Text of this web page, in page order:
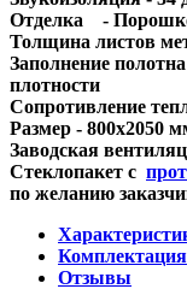
Отделка -
Толщина листов
Заполнение
плотности
Сопротивление
Размер - 800x2050
Заводская
Стеклопакет с
по желанию
Комплектация
Отзывы